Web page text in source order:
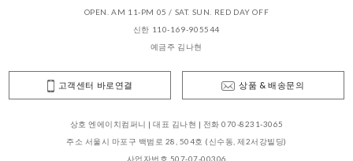
OPEN. AM 11-PM 05 / SAT. SUN. RED DAY OFF
신한 110-169-905544
예금주 김나현
고객센터 바로연결 상품 & 배송문의
상호 엔에이치컴퍼니 | 대표 김나현 | 전화 070-8231-3065
주소 서울시 마포구 백범로 28, 504호 (신수동, 제2서강빌딩)
사업자번호 507-07-00306